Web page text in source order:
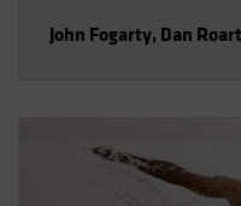
John Fogarty, Dan